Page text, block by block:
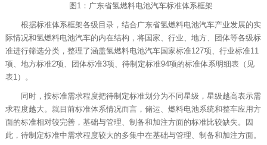
图1：广东省氢燃料电池汽车标准体系框架
根据标准体系框架各级目录，结合广东省氢燃料电池汽车产业发展的实
际情况和氢燃料电池汽车的内在结构，将国家、行业、地方、团体等各级标
准进行筛选分类，整理了涵盖氢燃料电池汽车国家标准127项、行业标准11
项、地方标准2项、团体标准3项、待制定标准94项的标准体系明细表（见
表1）。
同时，按标准需求程度把待制定标准划分为不同星级，星级越高表示需
求程度越大。就目前标准体系情况而言，储运、燃料电池系统和整车应用方
面的标准相对较完善，基础与管理、制备和加注方面的标准比较缺失。因
此，待制定标准中需求程度较大的多集中在基础与管理、制备和加注方面。